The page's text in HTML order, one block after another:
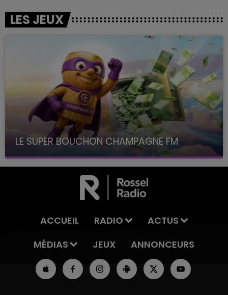
LES JEUX
LE SUPER BOUCHON CHAMPAGNE FM
avec La Famille Champagne FM, à 8H10
ACCUEIL RADIO
ACTUS
MÉDIAS
JEUX ANNONCEURS